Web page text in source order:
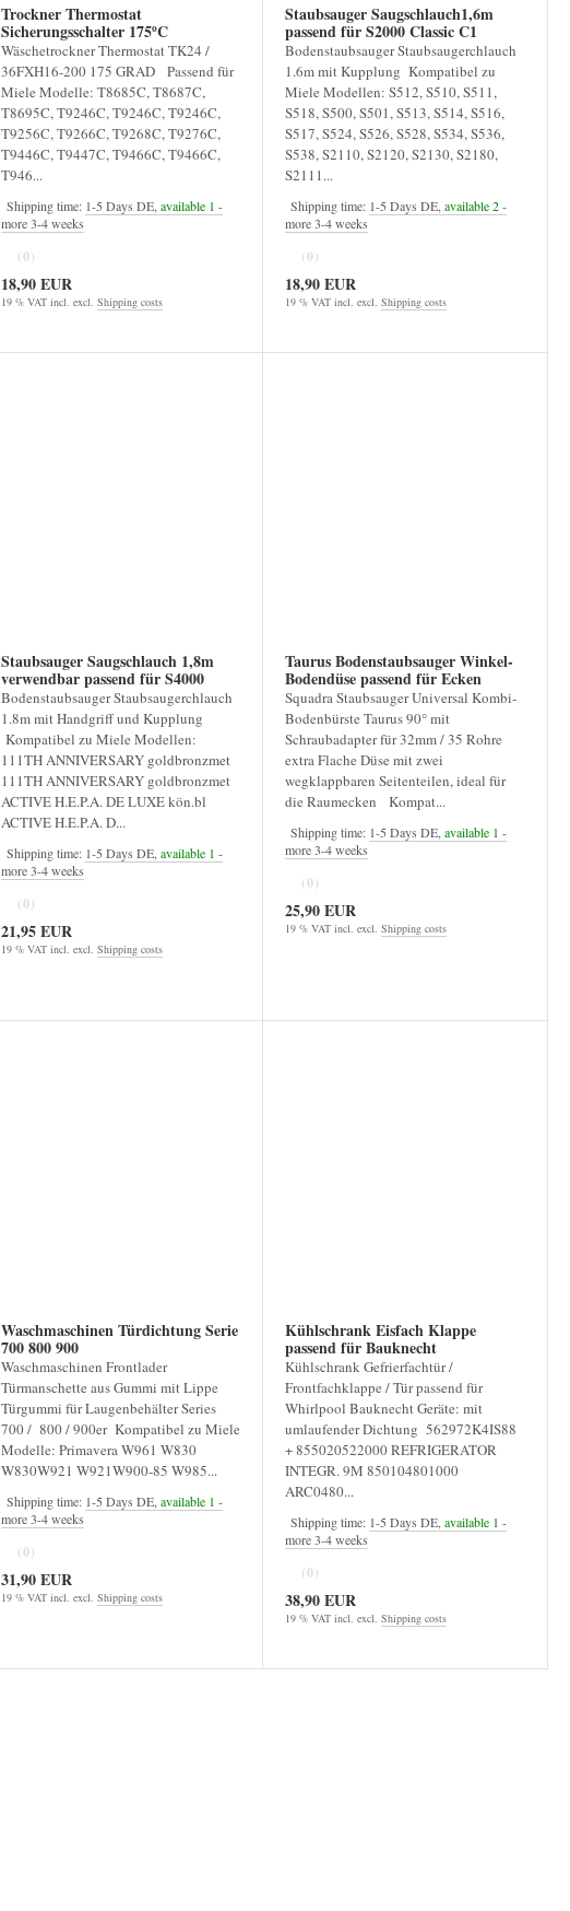
Trockner Thermostat
Sicherungsschalter 175ºC
Wäschetrockner Thermostat TK24 /
36FXH16-200 175 GRAD Passend für
Miele Modelle: T8685C, T8687C,
T8695C, T9246C, T9246C, T9246C,
T9256C, T9266C, T9268C, T9276C,
T9446C, T9447C, T9466C, T9466C,
T946...
Shipping time: 1-5 Days DE, available 1 -
more 3-4 weeks
(0)
18,90 EUR
19 % VAT incl. excl. Shipping costs
Staubsauger Saugschlauch1,6m
passend für S2000 Classic C1
Bodenstaubsauger Staubsaugerchlauch
1.6m mit Kupplung Kompatibel zu
Miele Modellen: S512, S510, S511,
S518, S500, S501, S513, S514, S516,
S517, S524, S526, S528, S534, S536,
S538, S2110, S2120, S2130, S2180,
S2111...
Shipping time: 1-5 Days DE,available 2-
more 3-4 weeks
(0)
18,90 EUR
19 % VAT incl. excl.Shipping costs
Staubsauger Saugschlauch 1,8m
verwendbar passend für S4000
S5000 Serie
Bodenstaubsauger Staubsaugerchlauch
1.8m mit Handgriff und Kupplung
Kompatibel zu Miele Modellen:
111TH ANNIVERSARY goldbronzmet
111TH ANNIVERSARY goldbronzmet
ACTIVE H.E.P.A. DE LUXE kön.bl
ACTIVE H.E.P.A. D...
Shipping time: 1-5 Days DE,available 1 -
more 3-4 weeks
(0)
21,95 EUR
19 % VAT incl. excl. Shipping costs
Taurus Bodenstaubsauger Winkel-
Bodendüse passend für Ecken
Squadra Staubsauger Universal Kombi-
Bodenbürste Taurus 90° mit
Schraubadapter für 32mm / 35 Rohre
extra Flache Düse mit zwei
wegklappbaren Seitenteilen, ideal für
die Raumecken Kompat...
Shipping time: 1-5 Days DE,available 1 -
more 3-4 weeks
(0)
25,90 EUR
19 % VAT incl. excl.Shipping costs
Waschmaschinen Türdichtung Serie
700 800 900
Waschmaschinen Frontlader
Türmanschette aus Gummi mit Lippe
Türgummi für Laugenbehälter Series
700 / 800 / 900er Kompatibel zu Miele
Modelle: Primavera W961 W830
W830W921 W921W900-85 W985...
Shipping time: 1-5 Days DE, available 1 -
more 3-4 weeks
(0)
31,90 EUR
19 % VAT incl. excl. Shipping costs
Kühlschrank Eisfach Klappe
passend für Bauknecht
Kühlschrank Gefrierfachtür /
Frontfachklappe / Tür passend für
Whirlpool Bauknecht Geräte: mit
umlaufender Dichtung 562972K4IS88
+ 855020522000 REFRIGERATOR
INTEGR. 9M 850104801000
ARC0480...
Shipping time: 1-5 Days DE,available 1 -
more 3-4 weeks
(0)
38,90 EUR
19 % VAT incl. excl.Shipping costs